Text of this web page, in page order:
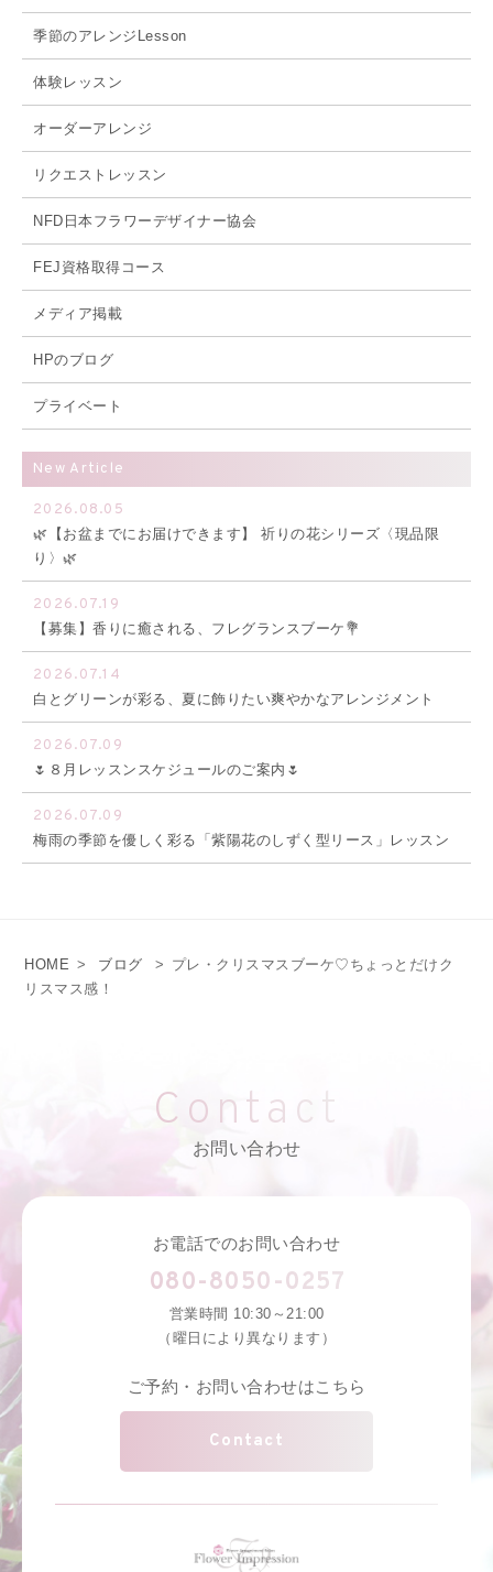
季節のアレンジLesson
体験レッスン
オーダーアレンジ
リクエストレッスン
NFD日本フラワーデザイナー協会
FEJ資格取得コース
メディア掲載
HPのブログ
プライベート
New Article
2026.08.05
🌿【お盆までにお届けできます】 祈りの花シリーズ〈現品限
り〉🌿
2026.07.19
【募集】香りに癒される、フレグランスブーケ💐
2026.07.14
白とグリーンが彩る、夏に飾りたい爽やかなアレンジメント
2026.07.09
🌷８月レッスンスケジュールのご案内🌷
2026.07.09
梅雨の季節を優しく彩る「紫陽花のしずく型リース」レッスン
HOME > ブログ > プレ・クリスマスブーケ♡ちょっとだけク
リスマス感！
Contact
お問い合わせ
お電話でのお問い合わせ
080-8050-0257
営業時間 10:30～21:00
（曜日により異なります）
ご予約・お問い合わせはこちら
Contact